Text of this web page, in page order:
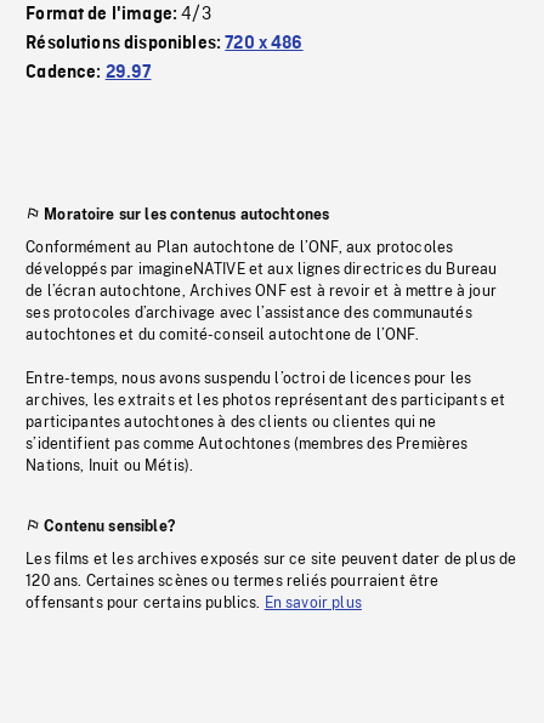
Format de l'image:4/3
Résolutions disponibles:720 x 486
Cadence: 29.97
Moratoire sur les contenus autochtones
Conformément au Plan autochtone de l’ONF, aux protocoles
développés par imagineNATIVE et aux lignes directrices du Bureau
de l’écran autochtone, Archives ONF est à revoir et à mettre à jour
ses protocoles d’archivage avec l’assistance des communautés
autochtones et du comité-conseil autochtone de l’ONF.
Entre-temps, nous avons suspendu l’octroi de licences pour les
archives, les extraits et les photos représentant des participants et
participantes autochtones à des clients ou clientes qui ne
s’identifient pas comme Autochtones (membres des Premières
Nations, Inuit ou Métis).
Contenu sensible?
Les films et les archives exposés sur ce site peuvent dater de plus de
120 ans. Certaines scènes ou termes reliés pourraient être
offensants pour certains publics. En savoir plus